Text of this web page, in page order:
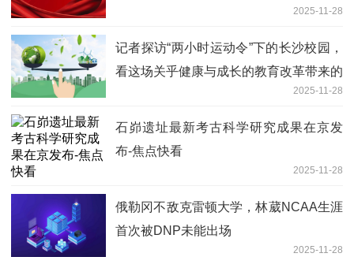
2025-11-28
记者探访“两小时运动令”下的长沙校园，
看这场关乎健康与成长的教育改革带来的
新变化——每天玩够2小时，吃饭香睡眠
好胖墩少 热资讯
2025-11-28
石峁遗址最新考古科学研究成果在京发
布-焦点快看
2025-11-28
俄勒冈不敌克雷顿大学，林葳NCAA生涯
首次被DNP未能出场
2025-11-28